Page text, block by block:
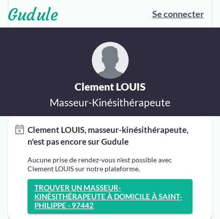
Se connecter
Clement LOUIS
Masseur-Kinésithérapeute
Clement LOUIS, masseur-kinésithérapeute,
n'est pas encore sur Gudule
Aucune prise de rendez-vous n'est possible avec
Clement LOUIS sur notre plateforme.
TROUVER UN MASSEUR-
KINÉSITHÉRAPEUTE À DOMICILE À SAINT-
PHILIPPE - 97442